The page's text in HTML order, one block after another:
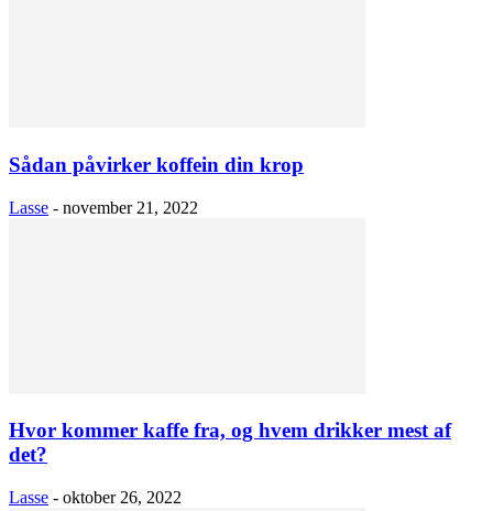
Sådan påvirker koffein din krop
Lasse - november 21, 2022
Hvor kommer kaffe fra, og hvem drikker mest af
det?
Lasse - oktober 26, 2022